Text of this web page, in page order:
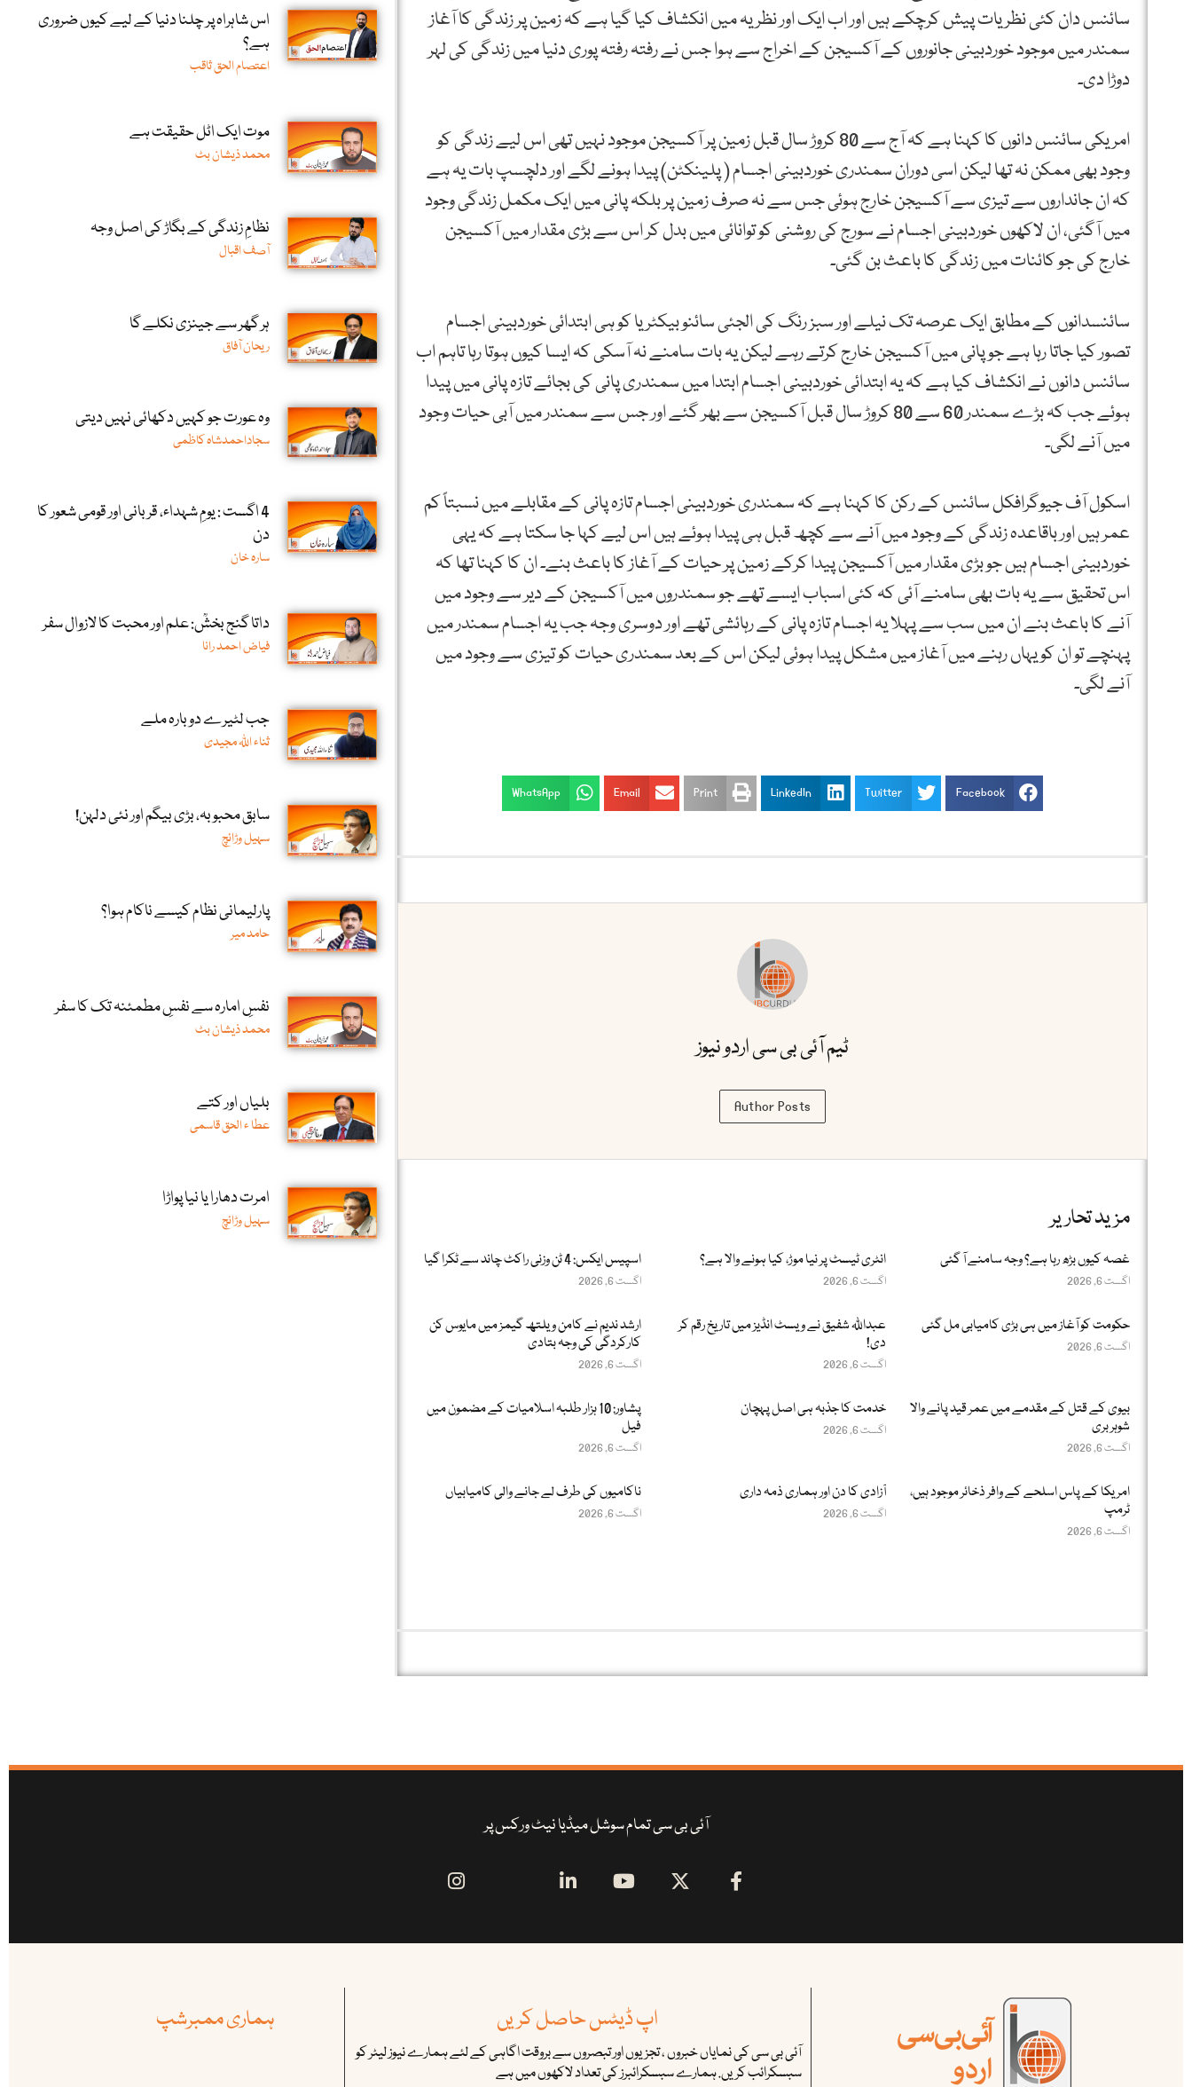
سائنس دان کئی نظریات پیش کرچکے ہیں اور اب ایک اور نظریہ میں انکشاف کیا گیا ہے کہ زمین پر زندگی کا آغاز
سمندر میں موجود خوردبینی جانوروں کے آکسیجن کے اخراج سے ہوا جس نے رفتہ رفتہ پوری دنیا میں زندگی کی لہر
دوڑا دی۔
امریکی سائنس دانوں کا کہنا ہے کہ آج سے 80 کروڑ سال قبل زمین پر آکسیجن موجود نہیں تھی اس لیے زندگی کو
وجود بھی ممکن نہ تھا لیکن اسی دوران سمندری خوردبینی اجسام ( پلینکٹن) پیدا ہونے لگے اور دلچسپ بات یہ ہے
کہ ان جانداروں سے تیزی سے آکسیجن خارج ہوئی جس سے نہ صرف زمین پر بلکہ پانی میں ایک مکمل زندگی وجود
میں آگئی، ان لاکھوں خوردبینی اجسام نے سورج کی روشنی کو توانائی میں بدل کر اس سے بڑی مقدار میں آکسیجن
خارج کی جو کائنات میں زندگی کا باعث بن گئی۔
سائنسدانوں کے مطابق ایک عرصہ تک نیلے اور سبز رنگ کی الجئی سائنو بیکٹریا کو ہی ابتدائی خوردبینی اجسام
تصور کیا جاتا رہا ہے جو پانی میں آکسیجن خارج کرتے رہے لیکن یہ بات سامنے نہ آسکی کہ ایسا کیوں ہوتا رہا تاہم اب
سائنس دانوں نے انکشاف کیا ہے کہ یہ ابتدائی خوردبینی اجسام ابتدا میں سمندری پانی کی بجائے تازہ پانی میں پیدا
ہوئے جب کہ بڑے سمندر 60 سے 80 کروڑ سال قبل آکسیجن سے بھر گئے اور جس سے سمندر میں آبی حیات وجود
میں آنے لگی۔
اسکول آف جیوگرافکل سائنس کے رکن کا کہنا ہے کہ سمندری خوردبینی اجسام تازہ پانی کے مقابلے میں نسبتاً کم
عمر ہیں اور باقاعدہ زندگی کے وجود میں آنے سے کچھ قبل ہی پیدا ہوئے ہیں اس لیے کہا جا سکتا ہے کہ یہی
خوردبینی اجسام ہیں جو بڑی مقدار میں آکسیجن پیدا کرکے زمین پر حیات کے آغاز کا باعث بنے۔ ان کا کہنا تھا کہ
اس تحقیق سے یہ بات بھی سامنے آئی کہ کئی اسباب ایسے تھے جو سمندروں میں آکسیجن کے دیر سے وجود میں
آنے کا باعث بنے ان میں سب سے پہلا یہ اجسام تازہ پانی کے رہائشی تھے اور دوسری وجہ جب یہ اجسام سمندر میں
پہنچے تو ان کو یہاں رہنے میں آغاز میں مشکل پیدا ہوئی لیکن اس کے بعد سمندری حیات کو تیزی سے وجود میں
آنے لگی۔
Facebook
Twitter
LinkedIn
Print
Email
WhatsApp
ٹیم آئی بی سی اردو نیوز
Author Posts
مزید تحاریر
غصہ کیوں بڑھ رہا ہے؟ وجہ سامنے آ گئی
اگست 6, 2026
انٹری ٹیسٹ پر نیا موڑ، کیا ہونے والا ہے؟
اگست 6, 2026
اسپیس ایکس: 4 ٹن وزنی راکٹ چاند سے ٹکرا گیا
اگست 6, 2026
حکومت کو آغاز میں ہی بڑی کامیابی مل گئی
اگست 6, 2026
عبداللّٰہ شفیق نے ویسٹ انڈیز میں تاریخ رقم کر
دی!
اگست 6, 2026
ارشد ندیم نے کامن ویلتھ گیمز میں مایوس کن
کارکردگی کی وجہ بتادی
اگست 6, 2026
بیوی کے قتل کے مقدمے میں عمر قید پانے والا
شوہر بری
اگست 6, 2026
خدمت کا جذبہ ہی اصل پہچان
اگست 6, 2026
پشاور: 10 ہزار طلبہ اسلامیات کے مضمون میں
فیل
اگست 6, 2026
امریکا کے پاس اسلحے کے وافر ذخائر موجود ہیں،
ٹرمپ
اگست 6, 2026
آزادی کا دن اور ہماری ذمہ داری
اگست 6, 2026
ناکامیوں کی طرف لے جانے والی کامیابیاں
اگست 6, 2026
اس شاہراہ پر چلنا دنیا کے لیے کیوں ضروری
ہے؟
اعتصام الحق ثاقب
موت ایک اٹل حقیقت ہے
محمد ذیشان بٹ
نظامِ زندگی کے بگاڑ کی اصل وجہ
آصف اقبال
ہر گھر سے جینزی نکلے گا
ریحان آفاق
وہ عورت جو کہیں دکھائی نہیں دیتی
سجاداحمدشاہ کاظمی
4 اگست : یومِ شہداء، قربانی اور قومی شعور کا
دن
سارہ خان
داتا گنج بخشؒ: علم اور محبت کا لازوال سفر
فیاض احمد رانا
جب لٹیرے دوبارہ ملے
ثناء اللّٰہ مجیدی
سابق محبوبہ، بڑی بیگم اور نئی دلہن!
سہیل وڑائچ
پارلیمانی نظام کیسے ناکام ہوا؟
حامد میر
نفسِ امارہ سے نفسِ مطمئنہ تک کا سفر
محمد ذیشان بٹ
بلیاں اور کتے
عطا ء الحق قاسمی
امرت دھارا یا نیا پواڑا
سہیل وڑائچ
آئی بی سی تمام سوشل میڈیا نیٹ ورکس پر
اپ ڈیٹس حاصل کریں
آئی بی سی کی نمایاں خبروں ، تجزیوں اور تبصروں سے بروقت اگاہی کے لئے ہمارے نیوز لیٹر کو
سبسکرائب کریں. ہمارے سبسکرائبرز کی تعداد لاکھوں میں ہے
ہماری ممبرشپ